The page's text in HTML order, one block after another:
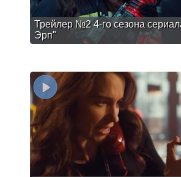
Трейлер №2 4-го сезона
Эрп"